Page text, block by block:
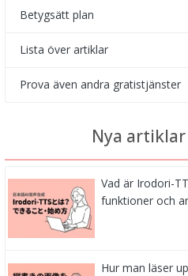
Betygsätt plan
Lista över artiklar
Prova även andra gratistjänster
Nya artiklar
Vad är Irodori-
funktioner och
Hur man läser